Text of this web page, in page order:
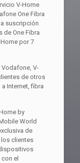
V-Home
One Fibra
suscripción
de One Fibra
por 7
V-
de otros
Internet, fibra
by
World
de
clientes
el